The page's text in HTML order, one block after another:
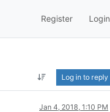
Register Login
Log in to reply
Jan 4, 2018, 1:10 PM